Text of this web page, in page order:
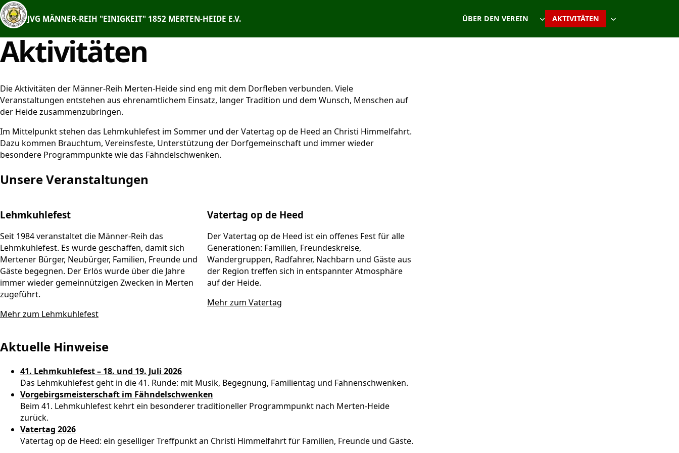
Zum
Inhalt
springen
JVG MÄNNER-REIH "EINIGKEIT" 1852 MERTEN-HEIDE E.V. ÜBER DEN VEREIN AKTIVITÄTEN
Aktivitäten
Die Aktivitäten der Männer-Reih Merten-Heide sind eng mit dem Dorfleben verbunden. Viele
Veranstaltungen entstehen aus ehrenamtlichem Einsatz, langer Tradition und dem Wunsch, Menschen auf
der Heide zusammenzubringen.
Im Mittelpunkt stehen das Lehmkuhlefest im Sommer und der Vatertag op de Heed an Christi Himmelfahrt.
Dazu kommen Brauchtum, Vereinsfeste, Unterstützung der Dorfgemeinschaft und immer wieder
besondere Programmpunkte wie das Fähndelschwenken.
Unsere Veranstaltungen
Lehmkuhlefest
Seit 1984 veranstaltet die Männer-Reih das
Lehmkuhlefest. Es wurde geschaffen, damit sich
Mertener Bürger, Neubürger, Familien, Freunde und
Gäste begegnen. Der Erlös wurde über die Jahre
immer wieder gemeinnützigen Zwecken in Merten
zugeführt.
Mehr zum Lehmkuhlefest
Vatertag op de Heed
Der Vatertag op de Heed ist ein offenes Fest für alle
Generationen: Familien, Freundeskreise,
Wandergruppen, Radfahrer, Nachbarn und Gäste aus
der Region treffen sich in entspannter Atmosphäre
auf der Heide.
Mehr zum Vatertag
Aktuelle Hinweise
41. Lehmkuhlefest – 18. und 19. Juli 2026
Das Lehmkuhlefest geht in die 41. Runde: mit Musik, Begegnung, Familientag und Fahnenschwenken.
Vorgebirgsmeisterschaft im Fähndelschwenken
Beim 41. Lehmkuhlefest kehrt ein besonderer traditioneller Programmpunkt nach Merten-Heide
zurück.
Vatertag 2026
Vatertag op de Heed: ein geselliger Treffpunkt an Christi Himmelfahrt für Familien, Freunde und Gäste.